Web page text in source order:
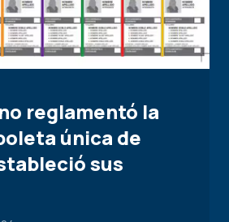
reglamentó la
única de
sus